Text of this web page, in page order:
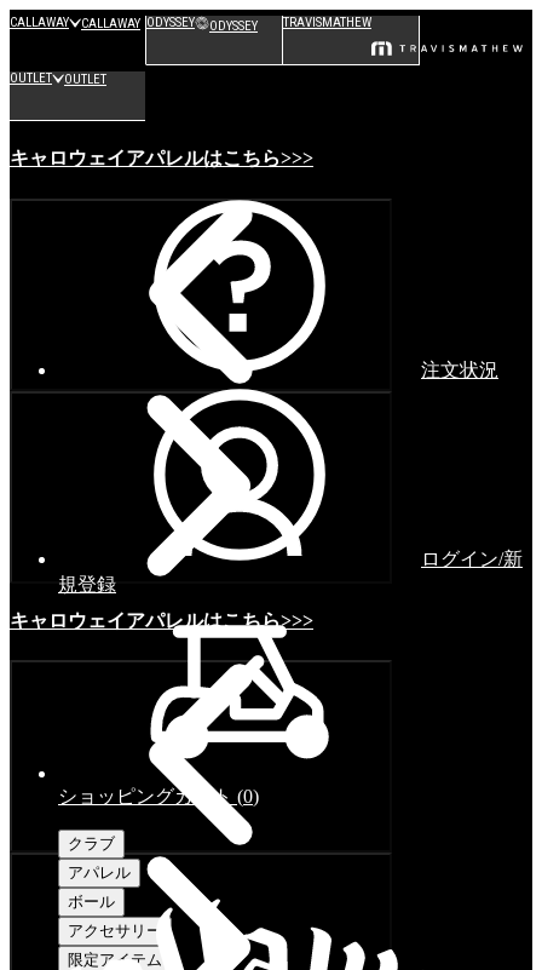
CALLAWAY CALLAWAY ODYSSEY ODYSSEY TRAVISMATHEW
OUTLET OUTLET
キャロウェイアパレルはこちら>>>
キャロウェイアパレルはこちら>>>
注文状況
ログイン/新
規登録
ショッピングカート (0)
クラブ
アパレル
ボール
アクセサリー
限定アイテム